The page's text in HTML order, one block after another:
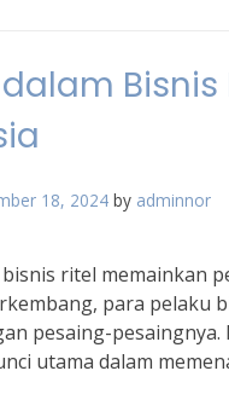
18, 2024 by adminnor
ritel memainkan
para pelaku
pesaing-
utama dalam